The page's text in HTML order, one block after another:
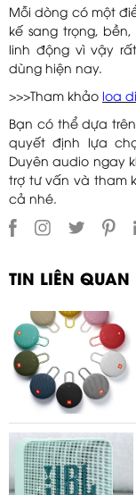
Mỗi dòng có một
kế sang trọng,
linh động vì vậy
dùng hiện nay.
>>>Tham khảo loa
Bạn có thể dựa
quyết định lựa
Duyên audio ngay
trợ tư vấn và tham
cả nhé.
TIN LIÊN QUAN